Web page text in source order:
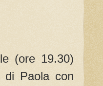
(ore 19.30)
di Paola con